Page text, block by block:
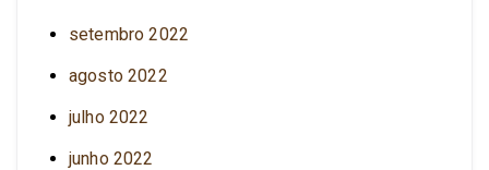
setembro 2022
agosto 2022
julho 2022
junho 2022